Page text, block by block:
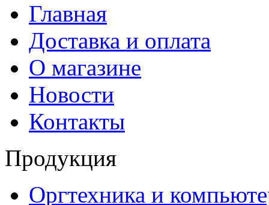
Главная
Доставка и оплата
О магазине
Новости
Контакты
Продукция
Оргтехника и